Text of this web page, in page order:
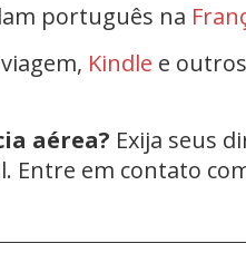
português na
Kindle e
aérea? Exija seus
Entre em contato